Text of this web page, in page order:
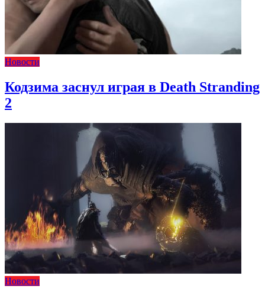
Новости
Кодзима заснул играя в Death Stranding
2
Новости